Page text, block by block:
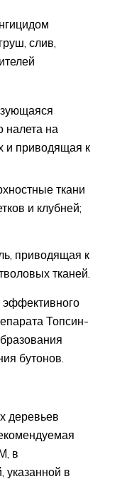
слив,
налета на
и приводящая к
ткани
и клубней;
приводящая к
тканей.
Топсин-
бутонов.
деревьев
в
указанной в